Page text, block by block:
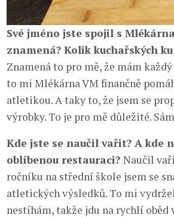
Své jméno jste spojil s
znamená? Kolik kuchařských
Znamená to pro mě, že mám
to mi Mlékárna VM finančně
atletikou. A taky to, že jsem se
výrobky. To je pro mě důležité.
Kde jste se naučil vařit? A kde
oblíbenou restauraci? Naučil
ročníku na střední škole jsem se
atletických výsledků. To mi
nestíhám, takže jdu na rychlí oběd